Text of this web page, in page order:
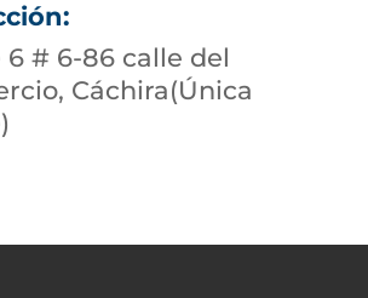
6 # 6-86 calle del
Cáchira(Única